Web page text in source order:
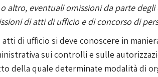
altro, eventuali omissioni da parte
di atti di ufficio e di concorso di
di ufficio si deve conoscere in
sui controlli e sulle
della quale determinate modalità di